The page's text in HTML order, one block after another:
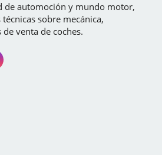
de automoción y mundo motor,
sobre mecánica,
venta de coches.